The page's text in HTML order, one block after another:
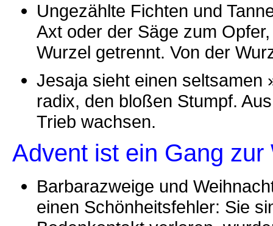
Ungezählte Fichten und
Axt oder der Säge zum
Wurzel getrennt. Von der
Jesaja sieht einen seltsamen
radix, den bloßen Stumpf.
Trieb wachsen.
Advent ist ein Gang zur
Barbarazweige und
einen Schönheitsfehler: Sie